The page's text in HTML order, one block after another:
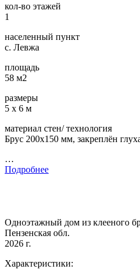
кол-во этажей
1
населенный пункт
с. Левжа
площадь
58 м2
размеры
5 х 6 м
материал стен/ технология
Брус 200х150 мм, закреплён
…
Подробнее
Одноэтажный дом из клееного
Пензенская обл.
2026 г.
Характеристики: